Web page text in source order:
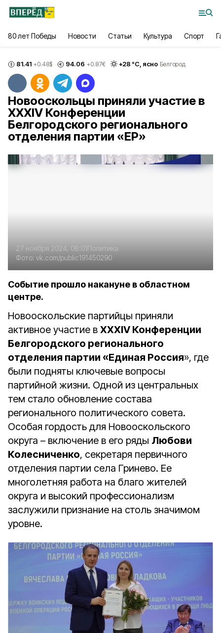
80 лет Победы Новости Статьи Культура Спорт
81.41 +0.48$ 94.06 +0.87€ +28 °С, ясно Белгород
Новооскольцы приняли участие в
XXXIV Конференции
Белгородского регионального
отделения партии «ЕР»
27 ноября 2024, 08:01 Политика
Фото: vk.com/public191450290
Событие прошло накануне в областном
центре.
Новооскольские партийцы приняли
активное участие в XXXIV Конференции
Белгородского регионального
отделения партии «Единая Россия», где
были подняты ключевые вопросы
партийной жизни. Одной из центральных
тем стало обновление состава
регионального политического совета.
Особая гордость для Новооскольского
округа – включение в его ряды Любови
Колесниченко, секретаря первичного
отделения партии села Гринево. Ее
многолетняя работа на благо жителей
округа и высокий профессионализм
заслужили признание на столь значимом
уровне.